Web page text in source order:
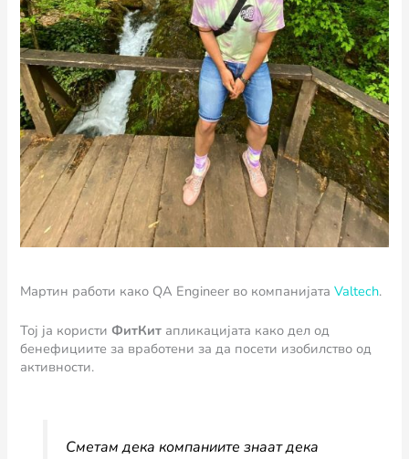
Мартин работи како QA Engineer во компанијатаValtech.
Тој ја користиФитКит апликацијата како дел од
бенефициите за вработени за да посети изобилство од
активности.
Сметам дека компаниите знаат дека